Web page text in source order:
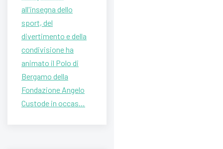
all'insegna dello
sport, del
divertimento e della
condivisione ha
animato il Polo di
Bergamo della
Fondazione Angelo
Custode in occas…